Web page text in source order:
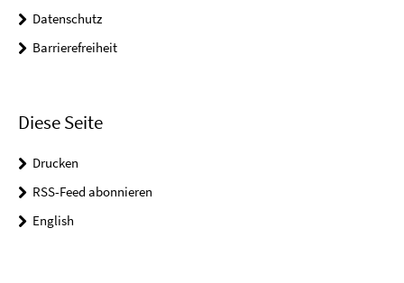
Datenschutz
Barrierefreiheit
Diese Seite
Drucken
RSS-Feed abonnieren
English